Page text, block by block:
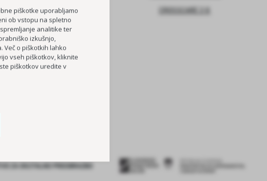
STAROST
– ŽIVIM
PRIJAZNA TOČKA
SREDIŠČE PRI OŠ HORJUL
E-PREVOZOV
CROSSCARE 2.0
piškotke uporabljamo
ob vstopu na spletno
analitike ter
izkušnjo,
Več o piškotkih lahko
vseh piškotkov, kliknite
piškotkov uredite v